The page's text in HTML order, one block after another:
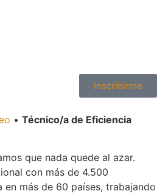
Inscribirme
• Técnico/a de Eficiencia
que nada quede al azar.
con más de 4.500
en más de 60 países, trabajando